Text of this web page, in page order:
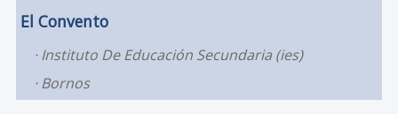
El Convento
Instituto De Educación Secundaria (ies)
Bornos